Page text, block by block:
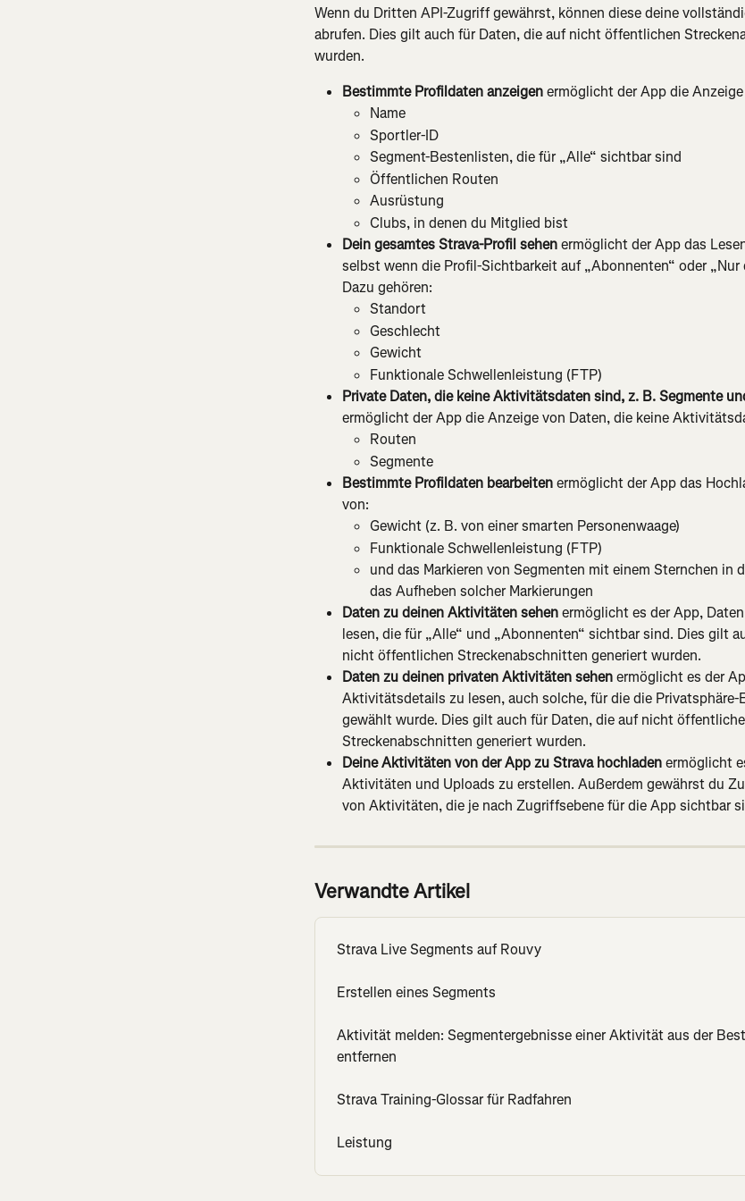
Wenn du Dritten API-Zugriff gewährst, können diese deine
abrufen. Dies gilt auch für Daten, die auf nicht öffentlichen
wurden.
Bestimmte Profildaten anzeigen ermöglicht der App die
Name
Sportler-ID
Segment-Bestenlisten, die für „Alle“ sichtbar sind
Öffentlichen Routen
Ausrüstung
Clubs, in denen du Mitglied bist
Dein gesamtes Strava-Profil sehen ermöglicht der App das
selbst wenn die Profil-Sichtbarkeit auf „Abonnenten“ oder
Dazu gehören:
Standort
Geschlecht
Gewicht
Funktionale Schwellenleistung (FTP)
Private Daten, die keine Aktivitätsdaten sind, z. B. Segmente
ermöglicht der App die Anzeige von Daten, die keine
Routen
Segmente
Bestimmte Profildaten bearbeiten ermöglicht der App das
von:
Gewicht (z. B. von einer smarten Personenwaage)
Funktionale Schwellenleistung (FTP)
und das Markieren von Segmenten mit einem Sternchen in
das Aufheben solcher Markierungen
Daten zu deinen Aktivitäten sehen ermöglicht es der App,
lesen, die für „Alle“ und „Abonnenten“ sichtbar sind. Dies gilt
nicht öffentlichen Streckenabschnitten generiert wurden.
Daten zu deinen privaten Aktivitäten sehen ermöglicht es der
Aktivitätsdetails zu lesen, auch solche, für die die Privatsphäre-
gewählt wurde. Dies gilt auch für Daten, die auf nicht
Streckenabschnitten generiert wurden.
Deine Aktivitäten von der App zu Strava hochladen ermöglicht
Aktivitäten und Uploads zu erstellen. Außerdem gewährst du
von Aktivitäten, die je nach Zugriffsebene für die App sichtbar
Verwandte Artikel
Strava Live Segments auf Rouvy
Erstellen eines Segments
Aktivität melden: Segmentergebnisse einer Aktivität aus der
entfernen
Strava Training-Glossar für Radfahren
Leistung